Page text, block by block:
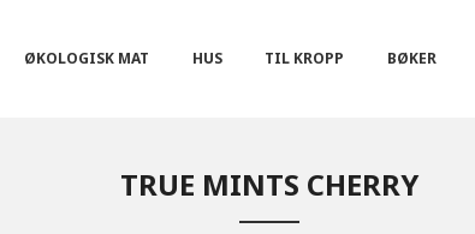
ØKOLOGISK MAT HUS TIL KROPP BØKER
TRUE MINTS CHERRY